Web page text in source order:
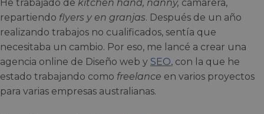
He trabajado de kitchen hand, nanny, camarera,
repartiendo flyers y en granjas. Después de un año
realizando trabajos no cualificados, sentía que
necesitaba un cambio. Por eso, me lancé a crear una
agencia online de Diseño web y SEO, con la que he
estado trabajando como freelance en varios proyectos
para varias empresas australianas.